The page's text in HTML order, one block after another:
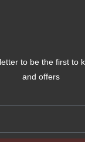
to be the first to
and offers